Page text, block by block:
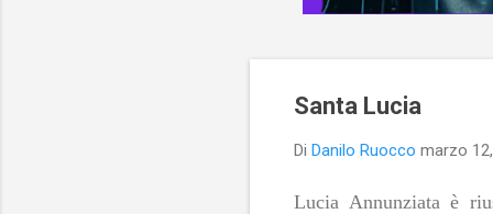
Santa Lucia
Di Danilo Ruocco marzo
Lucia Annunziata è